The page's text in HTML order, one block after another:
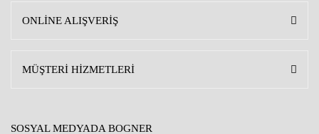
ONLİNE ALIŞVERİŞ
MÜŞTERİ HİZMETLERİ
SOSYAL MEDYADA BOGNER